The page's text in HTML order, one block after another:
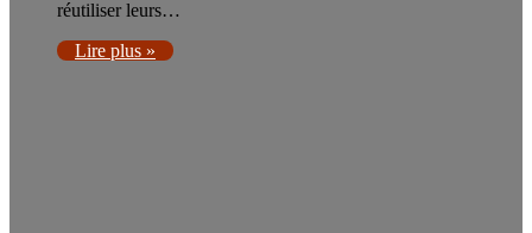
réutiliser leurs…
Lire plus »